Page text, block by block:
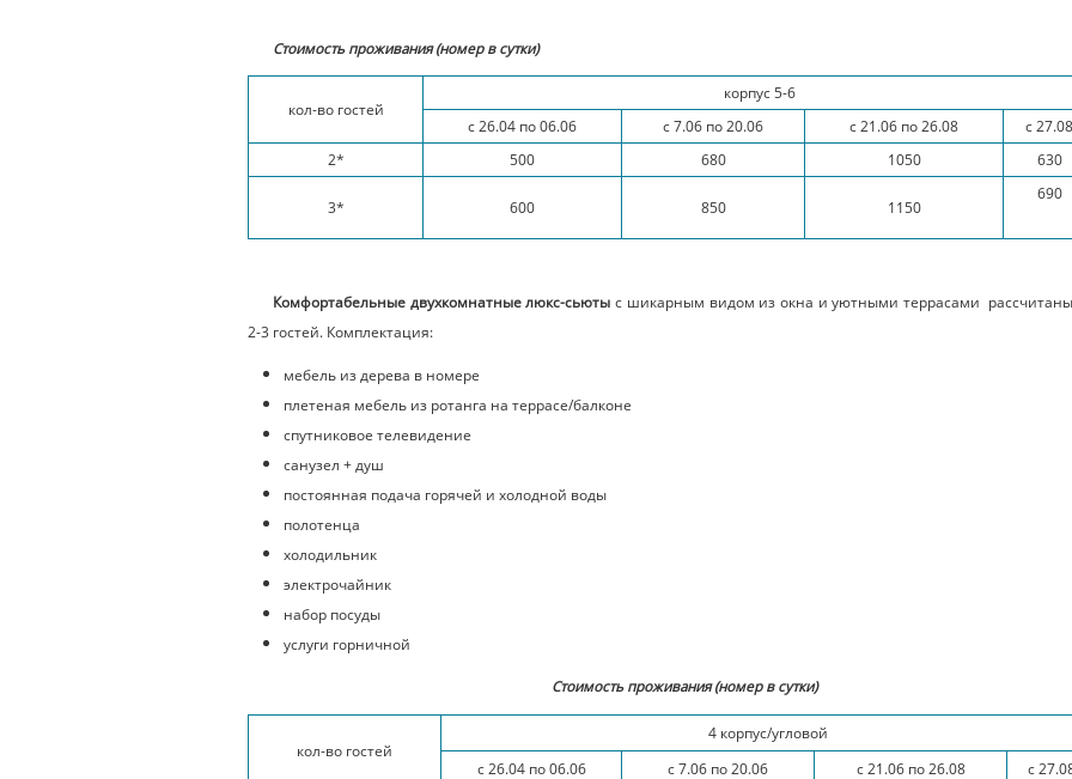
Стоимость проживания (номер в сутки)
кол-во гостей
корпус 5-6
с 26.04 по 06.06
с 7.06 по 20.06 с 21.06 по 26.08
с 27.08
2*
500 680 1050 630
3* 600 850 1150
690
Комфортабельные двухкомнатные люкс-сьютыс шикарным видом из окна и уютными террасами
2-3 гостей. Комплектация:
мебель из дерева в номере
плетеная мебель из ротанга на террасе/балконе
спутниковое телевидение
санузел + душ
постоянная подача горячей и холодной воды
полотенца
холодильник
электрочайник
набор посуды
услуги горничной
Стоимость проживания (номер в сутки)
кол-во гостей
4 корпус/угловой
с 26.04 по 06.06
с 7.06 по 20.06 с 21.06 по 26.08
с